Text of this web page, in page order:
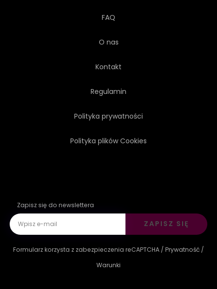
FAQ
O nas
Kontakt
Regulamin
Polityka prywatności
Polityka plików Cookies
Zapisz się do newslettera
ZAPISZ SIĘ
Formularz korzysta z zabezpieczenia reCAPTCHA / Prywatność /
Warunki